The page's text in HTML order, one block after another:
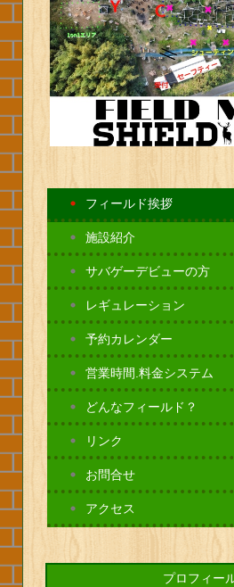
フィールド挨拶
施設紹介
サバゲーデビューの方
レギュレーション
予約カレンダー
営業時間.料金システム
どんなフィールド？
リンク
お問合せ
アクセス
プロフィー